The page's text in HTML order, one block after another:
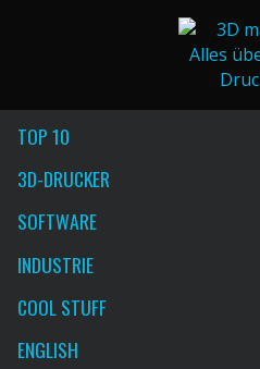
TOP 10
3D-DRUCKER
SOFTWARE
INDUSTRIE
COOL STUFF
ENGLISH